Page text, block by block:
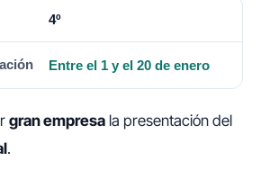
4º
Entre el 1 y el 20 de enero
gran empresa la presentación del
.